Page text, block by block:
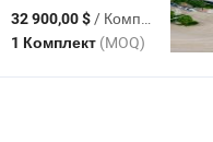
32 900,00 $/ Комплект
1 Комплект (MOQ)